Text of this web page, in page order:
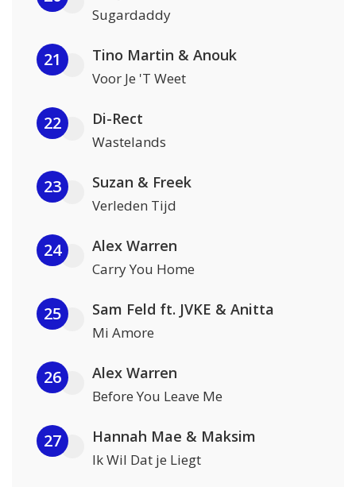
Sugardaddy
21 Tino Martin & Anouk
Voor Je 'T Weet
22 Di-Rect
Wastelands
23 Suzan & Freek
Verleden Tijd
24 Alex Warren
Carry You Home
25 Sam Feld ft. JVKE & Anitta
Mi Amore
26 Alex Warren
Before You Leave Me
27 Hannah Mae & Maksim
Ik Wil Dat je Liegt